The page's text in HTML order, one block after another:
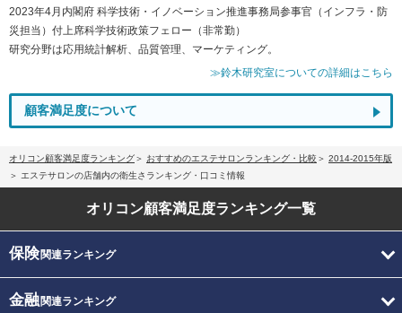
2023年4月内閣府 科学技術・イノベーション推進事務局参事官（インフラ・防
災担当）付上席科学技術政策フェロー（非常勤）
研究分野は応用統計解析、品質管理、マーケティング。
≫鈴木研究室についての詳細はこちら
顧客満足度について
オリコン顧客満足度ランキング おすすめのエステサロンランキング・比較
2014-2015年版
エステサロンの店舗内の衛生さランキング・口コミ情報
オリコン顧客満足度ランキング一覧
保険関連ランキング
金融関連ランキング